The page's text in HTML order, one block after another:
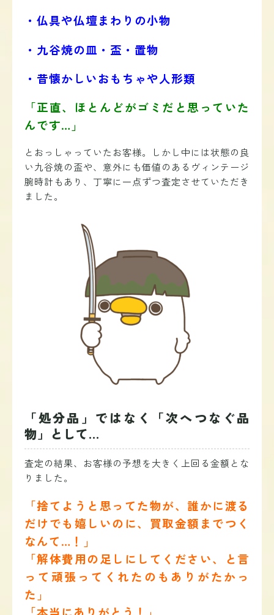
・仏具や仏壇まわりの小物
・九谷焼の皿・盃・置物
・昔懐かしいおもちゃや人形類
「正直、ほとんどがゴミだと思っていた
んです…」
とおっしゃっていたお客様。しかし中には状態の良
い九谷焼の盃や、意外にも価値のあるヴィンテージ
腕時計もあり、丁寧に一点ずつ査定させていただき
ました。
「処分品」ではなく「次へつなぐ品
物」として…
査定の結果、お客様の予想を大きく上回る金額とな
りました。
「捨てようと思ってた物が、誰かに渡る
だけでも嬉しいのに、買取金額までつく
なんて…！」
「解体費用の足しにしてください、と言
って頑張ってくれたのもありがたかっ
た」
「本当にありがとう！」